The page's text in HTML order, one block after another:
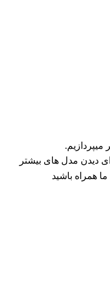
دیدن مدل های بیشتر
ما همراه باشید